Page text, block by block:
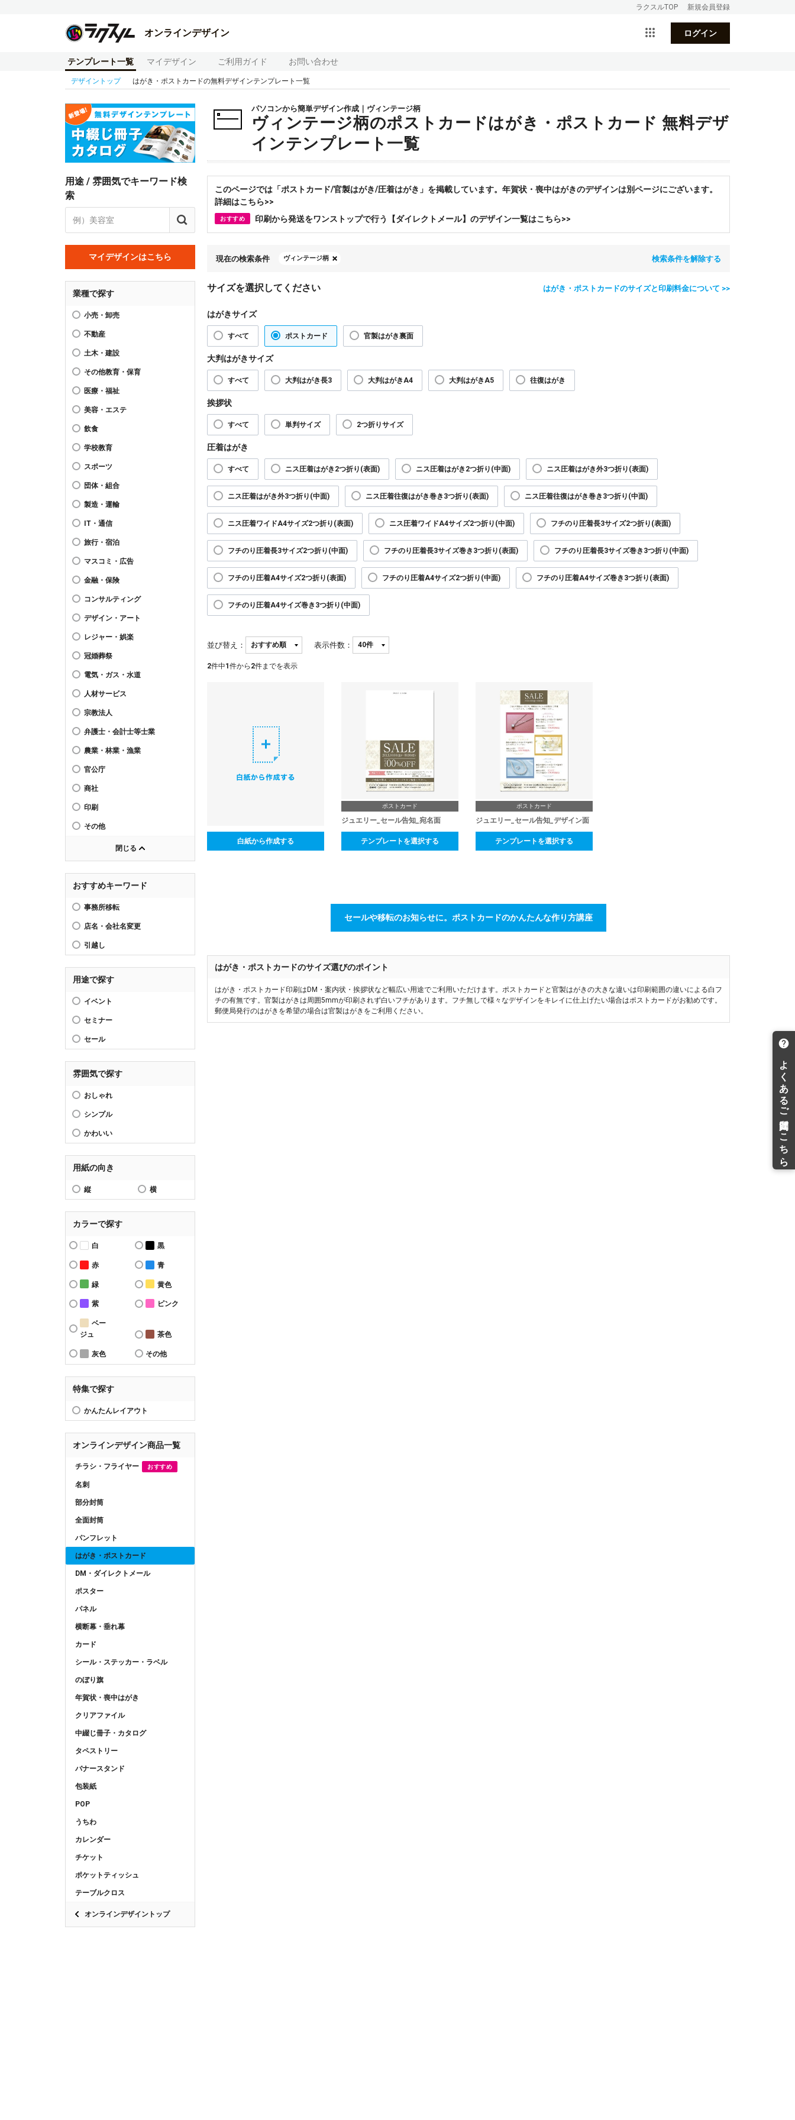
ラクスルTOP 新規会員登録
オンラインデザイン ログイン
テンプレート一覧 マイデザイン ご利用ガイド お問い合わせ
デザイントップ はがき・ポストカードの無料デザインテンプレート一覧
用途 / 雰囲気でキーワード検
索
マイデザインはこちら
業種で探す
小売・卸売
不動産
土木・建設
その他教育・保育
医療・福祉
美容・エステ
飲食
学校教育
スポーツ
団体・組合
製造・運輸
IT・通信
旅行・宿泊
マスコミ・広告
金融・保険
コンサルティング
デザイン・アート
レジャー・娯楽
冠婚葬祭
電気・ガス・水道
人材サービス
宗教法人
弁護士・会計士等士業
農業・林業・漁業
官公庁
商社
印刷
その他
閉じる
おすすめキーワード
事務所移転
店名・会社名変更
引越し
用途で探す
イベント
セミナー
セール
雰囲気で探す
おしゃれ
シンプル
かわいい
用紙の向き
縦 横
カラーで探す
白 黒
赤 青
緑 黄色
紫 ピンク
ベー
ジュ
茶色
灰色 その他
特集で探す
かんたんレイアウト
オンラインデザイン商品一覧
チラシ・フライヤー おすすめ
名刺
部分封筒
全面封筒
パンフレット
はがき・ポストカード
DM・ダイレクトメール
ポスター
パネル
横断幕・垂れ幕
カード
シール・ステッカー・ラベル
のぼり旗
年賀状・喪中はがき
クリアファイル
中綴じ冊子・カタログ
タペストリー
バナースタンド
包装紙
POP
うちわ
カレンダー
チケット
ポケットティッシュ
テーブルクロス
オンラインデザイントップ
パソコンから簡単デザイン作成｜ヴィンテージ柄
ヴィンテージ柄のポストカードはがき・ポストカード 無料デザ
インテンプレート一覧
このページでは「ポストカード/官製はがき/圧着はがき」を掲載しています。年賀状・喪中はがきのデザインは別ページにございます。
詳細はこちら>>
おすすめ 印刷から発送をワンストップで行う【ダイレクトメール】のデザイン一覧はこちら>>
現在の検索条件 ヴィンテージ柄 検索条件を解除する
サイズを選択してください はがき・ポストカードのサイズと印刷料金について >>
はがきサイズ
すべて ポストカード 官製はがき裏面
大判はがきサイズ
すべて 大判はがき長3 大判はがきA4 大判はがきA5 往復はがき
挨拶状
すべて 単判サイズ 2つ折りサイズ
圧着はがき
すべて ニス圧着はがき2つ折り(表面) ニス圧着はがき2つ折り(中面) ニス圧着はがき外3つ折り(表面)
ニス圧着はがき外3つ折り(中面) ニス圧着往復はがき巻き3つ折り(表面) ニス圧着往復はがき巻き3つ折り(中面)
ニス圧着ワイドA4サイズ2つ折り(表面) ニス圧着ワイドA4サイズ2つ折り(中面) フチのり圧着長3サイズ2つ折り(表面)
フチのり圧着長3サイズ2つ折り(中面) フチのり圧着長3サイズ巻き3つ折り(表面) フチのり圧着長3サイズ巻き3つ折り(中面)
フチのり圧着A4サイズ2つ折り(表面) フチのり圧着A4サイズ2つ折り(中面) フチのり圧着A4サイズ巻き3つ折り(表面)
フチのり圧着A4サイズ巻き3つ折り(中面)
並び替え： 表示件数：
2件中1 件から 2件までを表示
白紙から作成する
ポストカード
ジュエリー_セール告知_宛名面
テンプレートを選択する
ポストカード
ジュエリー_セール告知_デザイン面
テンプレートを選択する
セールや移転のお知らせに。ポストカードのかんたんな作り方講座
はがき・ポストカードのサイズ選びのポイント
はがき・ポストカード印刷はDM・案内状・挨拶状など幅広い用途でご利用いただけます。ポストカードと官製はがきの大きな違いは印刷範囲の違いによる白フ
チの有無です。官製はがきは周囲5mmが印刷されず白いフチがあります。フチ無しで様々なデザインをキレイに仕上げたい場合はポストカードがお勧めです。
郵便局発行のはがきを希望の場合は官製はがきをご利用ください。